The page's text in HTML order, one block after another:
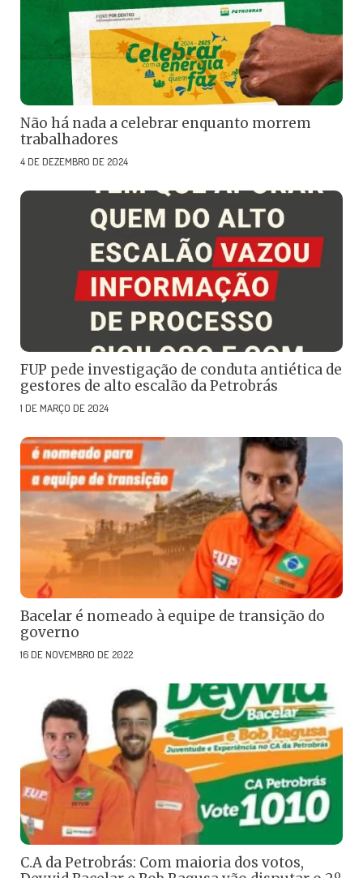
Não há nada a celebrar enquanto morrem
trabalhadores
4 DE DEZEMBRO DE 2024
FUP pede investigação de conduta antiética de
gestores de alto escalão da Petrobrás
1 DE MARÇO DE 2024
Bacelar é nomeado à equipe de transição do
governo
16 DE NOVEMBRO DE 2022
C.A da Petrobrás: Com maioria dos votos,